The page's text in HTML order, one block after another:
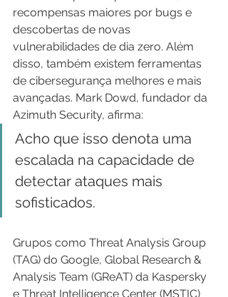
recompensas maiores por bugs e
descobertas de novas
vulnerabilidades de dia zero. Além
disso, também existem ferramentas
de cibersegurança melhores e mais
avançadas. Mark Dowd, fundador da
Azimuth Security, afirma:
Acho que isso denota uma
escalada na capacidade de
detectar ataques mais
sofisticados.
Grupos como Threat Analysis Group
(TAG) do Google, Global Research &
Analysis Team (GReAT) da Kaspersky
e Threat Intelligence Center (MSTIC)